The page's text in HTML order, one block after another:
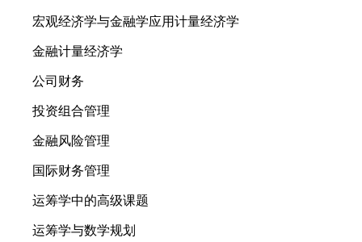
宏观经济学与金融学应用计量经济学
金融计量经济学
公司财务
投资组合管理
金融风险管理
国际财务管理
运筹学中的高级课题
运筹学与数学规划